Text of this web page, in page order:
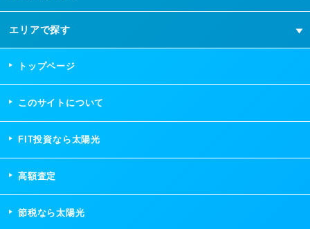
エリアで探す
トップページ
このサイトについて
FIT投資なら太陽光
高額査定
節税なら太陽光